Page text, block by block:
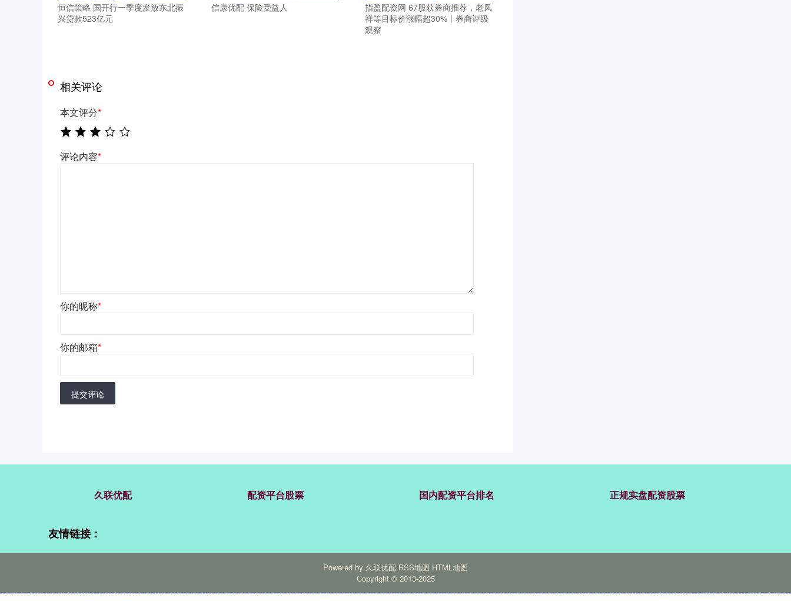
恒信策略 国开行一季度发放东北振
兴贷款523亿元
信康优配 保险受益人
指盈配资网 67股获券商推荐，老凤
祥等目标价涨幅超30%丨券商评级
观察
相关评论
本文评分*
评论内容*
你的昵称*
你的邮箱*
提交评论
久联优配 配资平台股票 国内配资平台排名 正规实盘配资股票
友情链接：
Powered by 久联优配 RSS地图 HTML地图
Copyright © 2013-2025